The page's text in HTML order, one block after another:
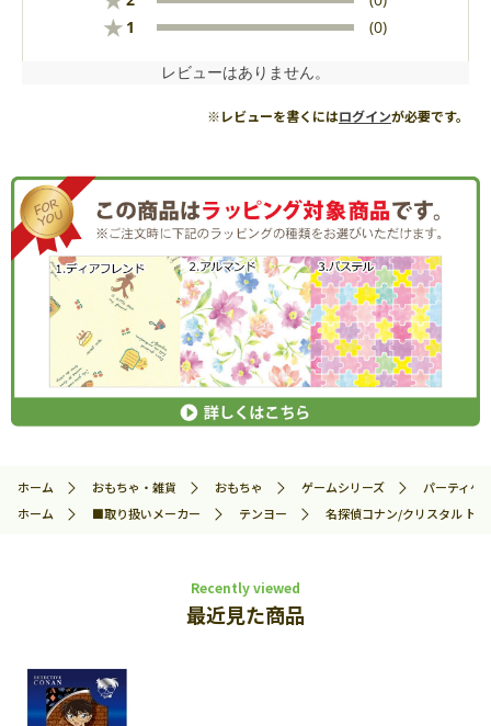
★ 1 (0)
レビューはありません。
※レビューを書くにはログインが必要です。
ホーム おもちゃ・雑貨 おもちゃ ゲームシリーズ
パーティゲ
ホーム
■取り扱いメーカー テンヨー 名探偵コナン/クリスタル
Recently viewed
最近見た商品